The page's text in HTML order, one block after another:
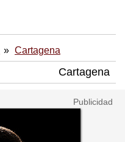
Cartagena
Cartagena